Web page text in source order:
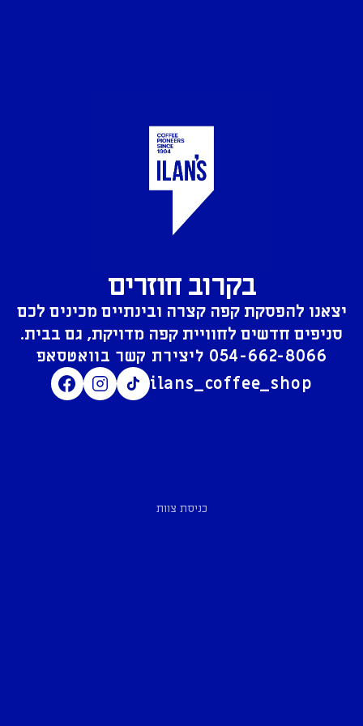
בקרוב חוזרים
יצאנו להפסקת קפה קצרה ובינתיים מכינים לכם
סניפים חדשים לחוויית קפה מדויקת, גם בבית.
054-662-8066
ilans_coffee_shop
כניסת צוות